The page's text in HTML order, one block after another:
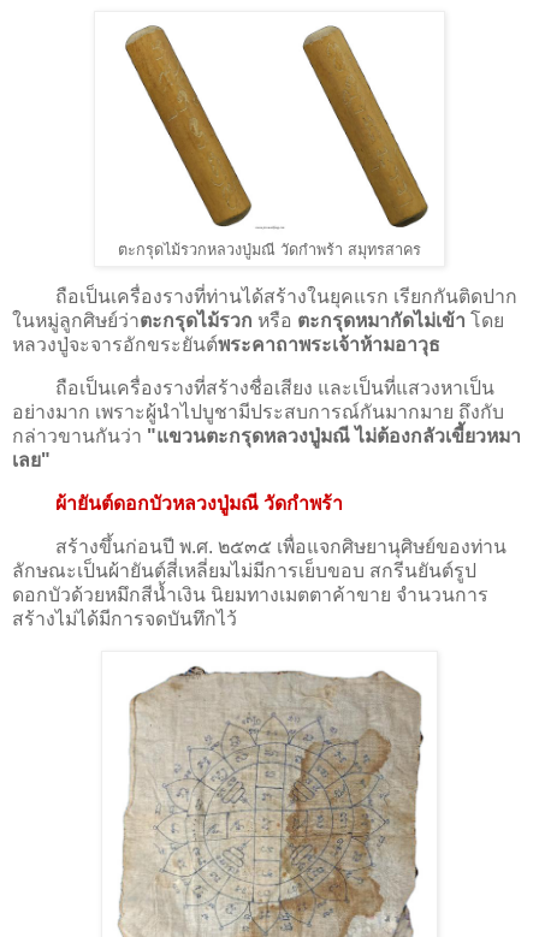
ตะกรุดไม้รวกหลวงปู่มณี วัดกำพร้า สมุทรสาคร
ถือเป็นเครื่องรางที่ท่านได้สร้างในยุคแรก เรียกกันติดปาก
ในหมู่ลูกศิษย์ว่าตะกรุดไม้รวก หรือ ตะกรุดหมากัดไม่เข้า โดย
หลวงปู่จะจารอักขระยันต์พระคาถาพระเจ้าห้ามอาวุธ
ถือเป็นเครื่องรางที่สร้างชื่อเสียง และเป็นที่แสวงหาเป็น
อย่างมาก เพราะผู้นำไปบูชามีประสบการณ์กันมากมาย ถึงกับ
กล่าวขานกันว่า "แขวนตะกรุดหลวงปู่มณี ไม่ต้องกลัวเขี้ยวหมา
เลย"
ผ้ายันต์ดอกบัวหลวงปู่มณี วัดกำพร้า
สร้างขึ้นก่อนปี พ.ศ. ๒๕๓๕ เพื่อแจกศิษยานุศิษย์ของท่าน
ลักษณะเป็นผ้ายันต์สี่เหลี่ยมไม่มีการเย็บขอบ สกรีนยันต์รูป
ดอกบัวด้วยหมึกสีน้ำเงิน นิยมทางเมตตาค้าขาย จำนวนการ
สร้างไม่ได้มีการจดบันทึกไว้